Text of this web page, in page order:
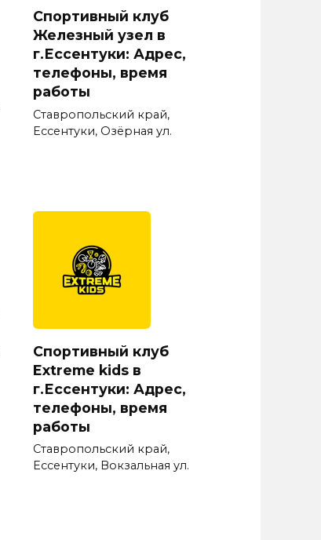
Спортивный клуб
Железный узел в
г.Ессентуки: Адрес,
телефоны, время
работы
Ставропольский край,
Ессентуки, Озёрная ул.
Спортивный клуб
Extreme kids в
г.Ессентуки: Адрес,
телефоны, время
работы
Ставропольский край,
Ессентуки, Вокзальная ул.